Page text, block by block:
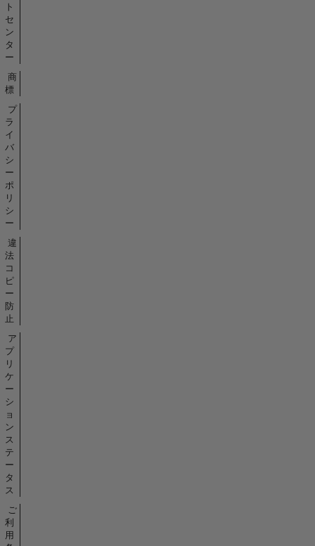
ト
セ
ン
タ
ー
商
標
プ
ラ
イ
バ
シ
ー
ポ
リ
シ
ー
違
法
コ
ピ
ー
防
止
ア
プ
リ
ケ
ー
シ
ョ
ン
ス
テ
ー
タ
ス
ご
利
用